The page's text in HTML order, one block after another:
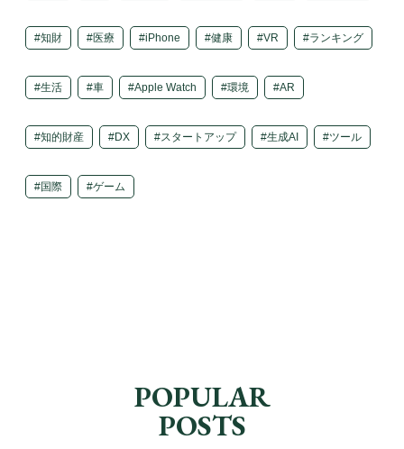
知財 医療 iPhone 健康 VR ランキング
生活 車 Apple Watch 環境 AR
知的財産 DX スタートアップ 生成AI ツール
国際 ゲーム
POPULAR
POSTS